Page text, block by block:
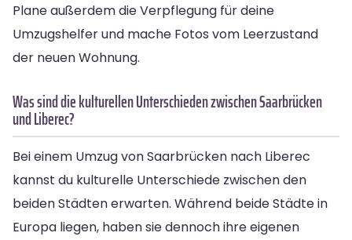
Plane außerdem die Verpflegung für deine
Umzugshelfer und mache Fotos vom Leerzustand
der neuen Wohnung.
Was sind die kulturellen Unterschieden zwischen Saarbrücken
und Liberec?
Bei einem Umzug von Saarbrücken nach Liberec
kannst du kulturelle Unterschiede zwischen den
beiden Städten erwarten. Während beide Städte in
Europa liegen, haben sie dennoch ihre eigenen